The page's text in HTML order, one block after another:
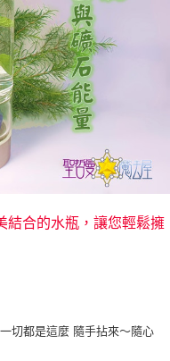
結合的水瓶，讓您輕鬆擁
切都是這麼 隨手拈來～隨心